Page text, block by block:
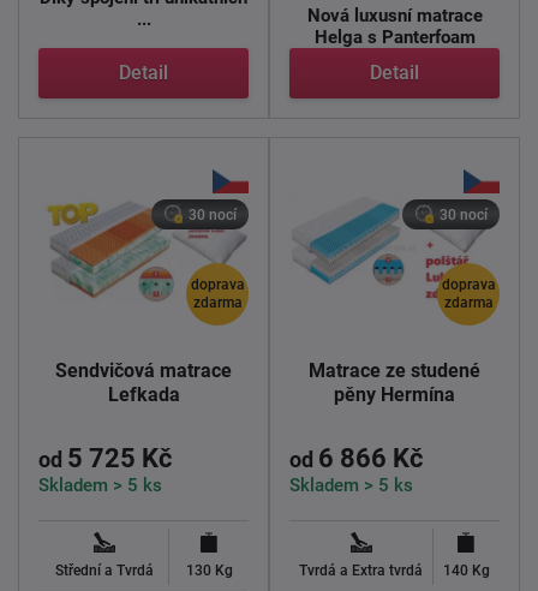
...
Detail
Nová luxusní matrace
Helga s Panterfoam
Matrace Helga se ...
Detail
doprava
zdarma
30 nocí
Sendvičová matrace
Lefkada
od 5 725 Kč
Skladem > 5 ks
Střední a Tvrdá 130 Kg
doprava
zdarma
30 nocí
Matrace ze studené
pěny Hermína
od 6 866 Kč
Skladem > 5 ks
Tvrdá a Extra tvrdá 140 Kg